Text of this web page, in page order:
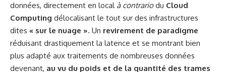
données, directement en local à contrariodu Cloud
Computing délocalisant le tout sur des infrastructures
dites « sur le nuage ». Un revirement de paradigme
réduisant drastiquement la latence et se montrant bien
plus adapté aux traitements de nombreuses données
devenant, au vu du poids et de la quantité des trames